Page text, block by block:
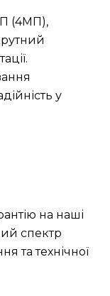
(4МП),
у
на наші
спектр
та технічної